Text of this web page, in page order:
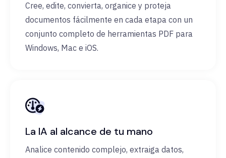
Cree, edite, convierta, organice y proteja
documentos fácilmente en cada etapa con un
conjunto completo de herramientas PDF para
Windows, Mac e iOS.
La IA al alcance de tu mano
Analice contenido complejo, extraiga datos,